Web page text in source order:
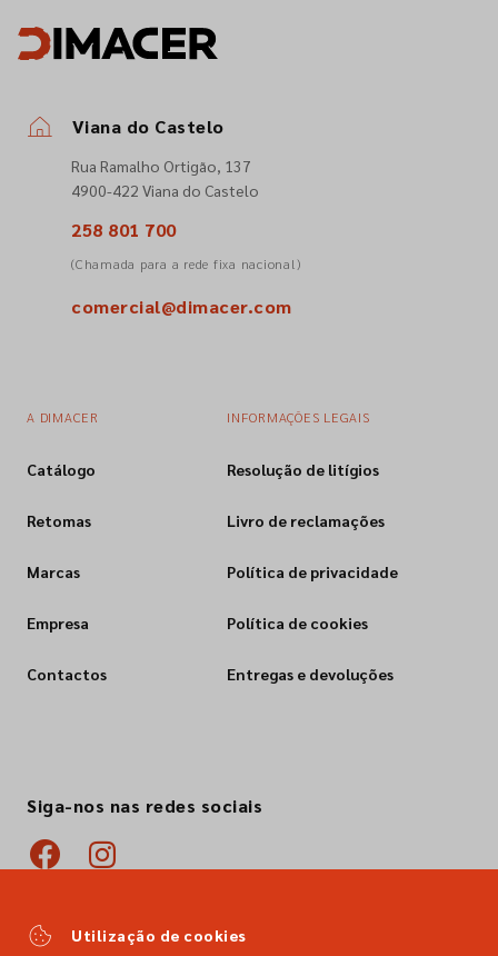
Viana do Castelo
Rua Ramalho Ortigão, 137
4900-422 Viana do Castelo
258 801 700
(Chamada para a rede fixa nacional)
comercial@dimacer.com
A DIMACER
Catálogo
Retomas
Marcas
Empresa
Contactos
INFORMAÇÕES LEGAIS
Resolução de litígios
Livro de reclamações
Política de privacidade
Política de cookies
Entregas e devoluções
Siga-nos nas redes sociais
Utilização de cookies